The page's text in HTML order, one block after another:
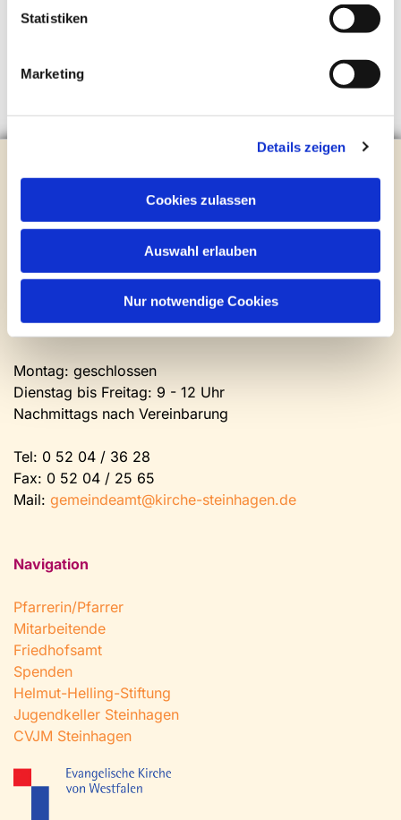
Statistiken
Marketing
Details zeigen
Cookies zulassen
Auswahl erlauben
Nur notwendige Cookies
Brockhagener Straße 28 | 33803 Steinhagen
0 52 04 / 36 28
Mail:gemeindeamt@kirche-steinhagen.de
Newsletter abonnieren
Kontakt und Öffnungszeiten
Gemeinde- und Friedhofsamt
Montag: geschlossen
Dienstag bis Freitag: 9 - 12 Uhr
Nachmittags nach Vereinbarung
Tel: 0 52 04 / 36 28
Fax: 0 52 04 / 25 65
Mail: gemeindeamt@kirche-steinhagen.de
Navigation
Pfarrerin/Pfarrer
Mitarbeitende
Friedhofsamt
Spenden
Helmut-Helling-Stiftung
Jugendkeller Steinhagen
CVJM Steinhagen